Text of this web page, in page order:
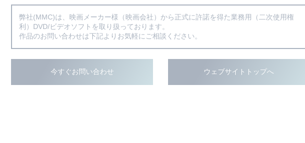
弊社(MMC)は、映画メーカー様（映画会社）から正式に許諾を得た業務用（二次使用権
利）DVD/ビデオソフトを取り扱っております。
作品のお問い合わせは下記よりお気軽にご相談ください。
今すぐお問い合わせ ウェブサイトトップへ